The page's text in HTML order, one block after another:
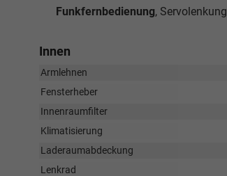
Funkfernbedienung, Servolenkung
Innen
Armlehnen
Fensterheber
Innenraumfilter
Klimatisierung
Laderaumabdeckung
Lenkrad